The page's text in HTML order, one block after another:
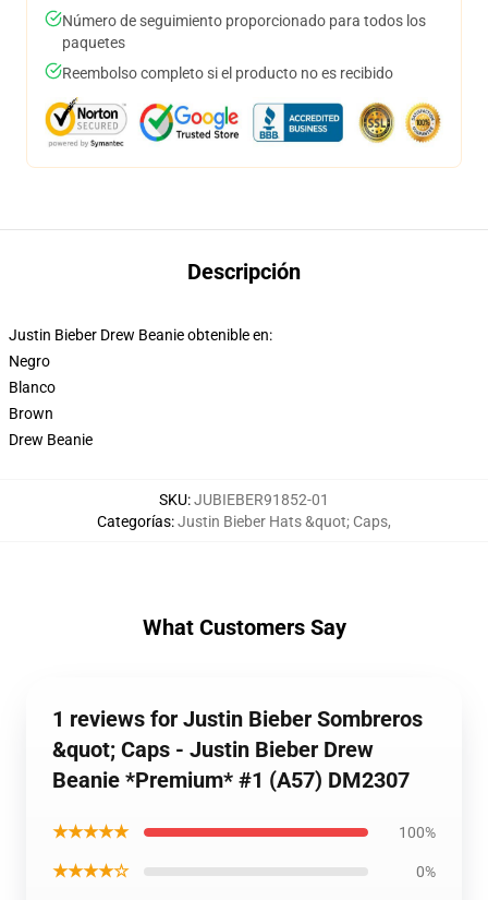
Número de seguimiento proporcionado para todos los
paquetes
Reembolso completo si el producto no es recibido
Descripción
Justin Bieber Drew Beanie obtenible en:
Negro
Blanco
Brown
Drew Beanie
SKU:JUBIEBER91852-01
Categorías:Justin Bieber Hats &quot; Caps,
What Customers Say
1 reviews for Justin Bieber Sombreros
&quot; Caps - Justin Bieber Drew
Beanie *Premium* #1 (A57) DM2307
★★★★★ 100%
★★★★☆ 0%